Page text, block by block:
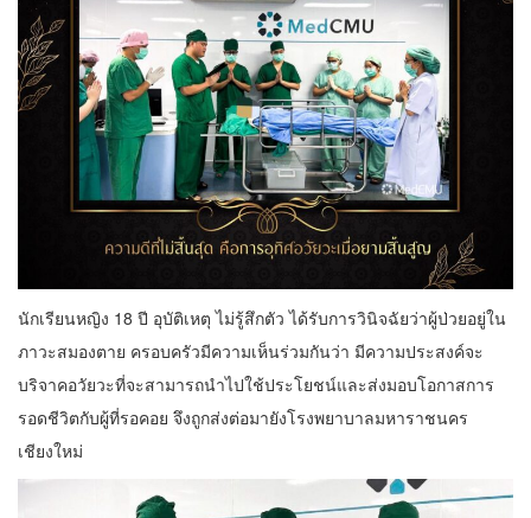
นักเรียนหญิง 18 ปี อุบัติเหตุ ไม่รู้สึกตัว ได้รับการวินิจฉัยว่าผู้ป่วยอยู่ใน
ภาวะสมองตาย ครอบครัวมีความเห็นร่วมกันว่า มีความประสงค์จะ
บริจาคอวัยวะที่จะสามารถนำไปใช้ประโยชน์และส่งมอบโอกาสการ
รอดชีวิตกับผู้ที่รอคอย จึงถูกส่งต่อมายังโรงพยาบาลมหาราชนคร
เชียงใหม่